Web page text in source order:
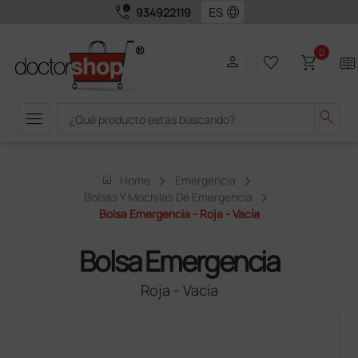
call_quality 934922119 language
menu search
person favorite_border shopping_cart0 two_pager
home Home
Emergencia
Bolsas Y Mochilas De Emergencia
Bolsa Emergencia - Roja - Vacía
Bolsa Emergencia
Roja - Vacía